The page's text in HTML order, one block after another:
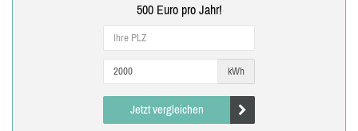
500 Euro pro Jahr!
kWh
Jetzt vergleichen